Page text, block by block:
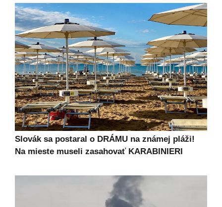
Slovák sa postaral o DRÁMU na známej pláži!
Na mieste museli zasahovať KARABINIERI